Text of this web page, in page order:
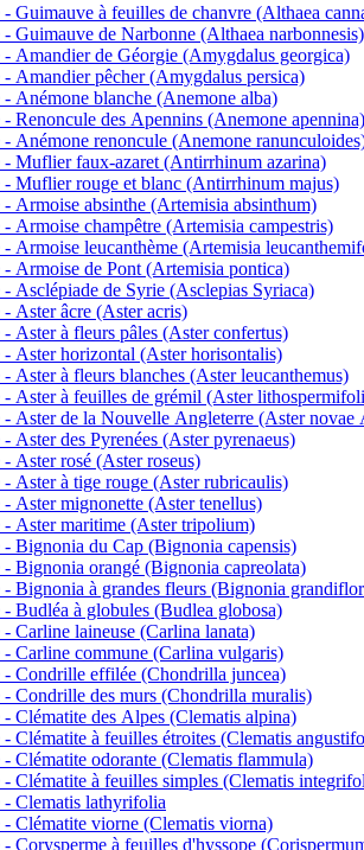
Guimauve à feuilles de chanvre (Althaea
Guimauve de Narbonne (Althaea narbonnesis)
Amandier de Géorgie (Amygdalus georgica)
Amandier pêcher (Amygdalus persica)
Anémone blanche (Anemone alba)
Renoncule des Apennins (Anemone apennina)
Anémone renoncule (Anemone
- Muflier faux-azaret (Antirrhinum azarina)
- Muflier rouge et blanc (Antirrhinum majus)
Armoise absinthe (Artemisia absinthum)
Armoise champêtre (Artemisia campestris)
Armoise leucanthème (Artemisia
Armoise de Pont (Artemisia pontica)
Asclépiade de Syrie (Asclepias Syriaca)
Aster âcre (Aster acris)
Aster à fleurs pâles (Aster confertus)
Aster horizontal (Aster horisontalis)
Aster à fleurs blanches (Aster leucanthemus)
- Aster à feuilles de grémil (Aster
- Aster de la Nouvelle Angleterre (Aster novae
Aster des Pyrenées (Aster pyrenaeus)
Aster rosé (Aster roseus)
Aster à tige rouge (Aster rubricaulis)
Aster mignonette (Aster tenellus)
- Aster maritime (Aster tripolium)
Bignonia du Cap (Bignonia capensis)
Bignonia orangé (Bignonia capreolata)
Bignonia à grandes fleurs (Bignonia
Budléa à globules (Budlea globosa)
Carline laineuse (Carlina lanata)
Carline commune (Carlina vulgaris)
- Condrille effilée (Chondrilla juncea)
Condrille des murs (Chondrilla muralis)
Clématite des Alpes (Clematis alpina)
Clématite à feuilles étroites (Clematis
Clématite odorante (Clematis flammula)
Clématite à feuilles simples (Clematis
Clematis lathyrifolia
Clématite viorne (Clematis viorna)
Corysperme à feuilles d'hyssope